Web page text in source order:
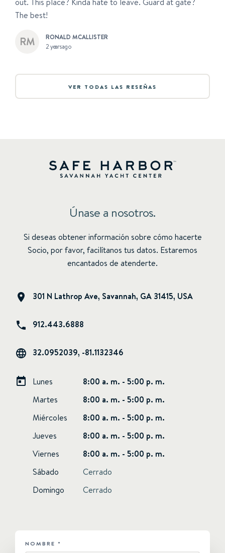
The best!
RONALD MCALLISTER
2 years ago
VER TODAS LAS RESEÑAS
Únase a nosotros.
Si deseas obtener información sobre cómo hacerte
Socio, por favor, facilítanos tus datos. Estaremos
encantados de atenderte.
301 N Lathrop Ave, Savannah, GA 31415, USA
912.443.6888
32.0952039, -81.1132346
Lunes
8:00 a. m. - 5:00 p. m.
Martes
8:00 a. m. - 5:00 p. m.
Miércoles
8:00 a. m. - 5:00 p. m.
Jueves
8:00 a. m. - 5:00 p. m.
Viernes
8:00 a. m. - 5:00 p. m.
Sábado
Cerrado
Domingo
Cerrado
HUBSPOT
NOMBRE *